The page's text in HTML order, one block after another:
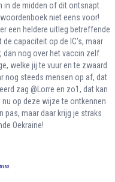
in de midden of dit ontsnapt
niet eens voor!
een heldere uitleg betreffende
capaciteit op de IC's, maar
dan nog over het vaccin zelf
welke jij te vuur en te zwaard
nog steeds mensen op af, dat
zag @Lorre en zo1, dat kan
op deze wijze te ontkennen
pas, maar daar krijg je straks
Oekraine!